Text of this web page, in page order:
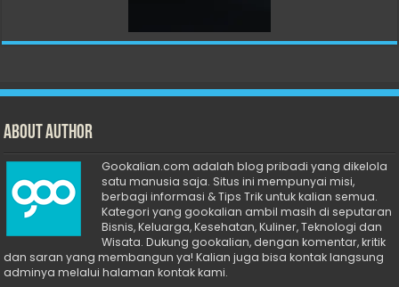
About Author
Gookalian.com adalah blog pribadi yang dikelola
satu manusia saja. Situs ini mempunyai misi,
berbagi informasi & Tips Trik untuk kalian semua.
Kategori yang gookalian ambil masih di seputaran
Bisnis, Keluarga, Kesehatan, Kuliner, Teknologi dan
Wisata. Dukung gookalian, dengan komentar, kritik
dan saran yang membangun ya! Kalian juga bisa kontak langsung
adminya melalui halaman kontak kami.